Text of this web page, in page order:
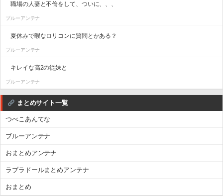
職場の人妻と不倫をして、ついに、、、
ブルーアンテナ
夏休みで暇なロリコンに質問とかある？
ブルーアンテナ
キレイな高2の従妹と
ブルーアンテナ
まとめサイト一覧
つべこあんてな
ブルーアンテナ
おまとめアンテナ
ラブラドールまとめアンテナ
おまとめ